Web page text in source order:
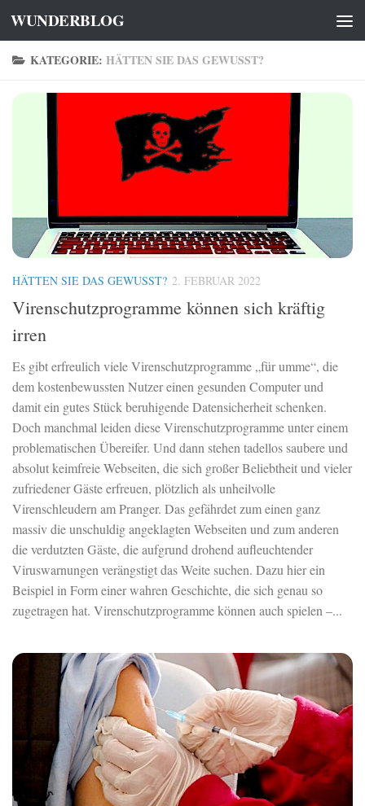
Zum Inhalt springen
WUNDERBLOG
KATEGORIE: HÄTTEN SIE DAS GEWUSST?
HÄTTEN SIE DAS GEWUSST? 2. FEBRUAR 2022
Virenschutzprogramme können sich kräftig
irren
Es gibt erfreulich viele Virenschutzprogramme „für umme“, die
dem kostenbewussten Nutzer einen gesunden Computer und
damit ein gutes Stück beruhigende Datensicherheit schenken.
Doch manchmal leiden diese Virenschutzprogramme unter einem
problematischen Übereifer. Und dann stehen tadellos saubere und
absolut keimfreie Webseiten, die sich großer Beliebtheit und vieler
zufriedener Gäste erfreuen, plötzlich als unheilvolle
Virenschleudern am Pranger. Das gefährdet zum einen ganz
massiv die unschuldig angeklagten Webseiten und zum anderen
die verdutzten Gäste, die aufgrund drohend aufleuchtender
Viruswarnungen verängstigt das Weite suchen. Dazu hier ein
Beispiel in Form einer wahren Geschichte, die sich genau so
zugetragen hat. Virenschutzprogramme können auch spielen –...